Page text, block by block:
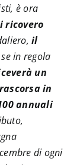
è ora
ricovero
il
in regola
un
in
annuali
di ogni